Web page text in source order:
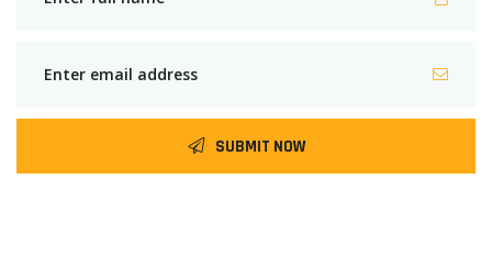
SUBMIT NOW